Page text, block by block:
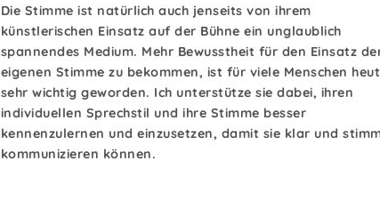
Die Stimme ist natürlich auch jenseits von ihrem
künstlerischen Einsatz auf der Bühne ein unglaublich
spannendes Medium. Mehr Bewusstheit für den Einsatz
eigenen Stimme zu bekommen, ist für viele Menschen
sehr wichtig geworden. Ich unterstütze sie dabei, ihren
individuellen Sprechstil und ihre Stimme besser
kennenzulernen und einzusetzen, damit sie klar und
kommunizieren können.